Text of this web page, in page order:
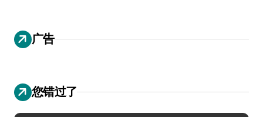
广告
您错过了